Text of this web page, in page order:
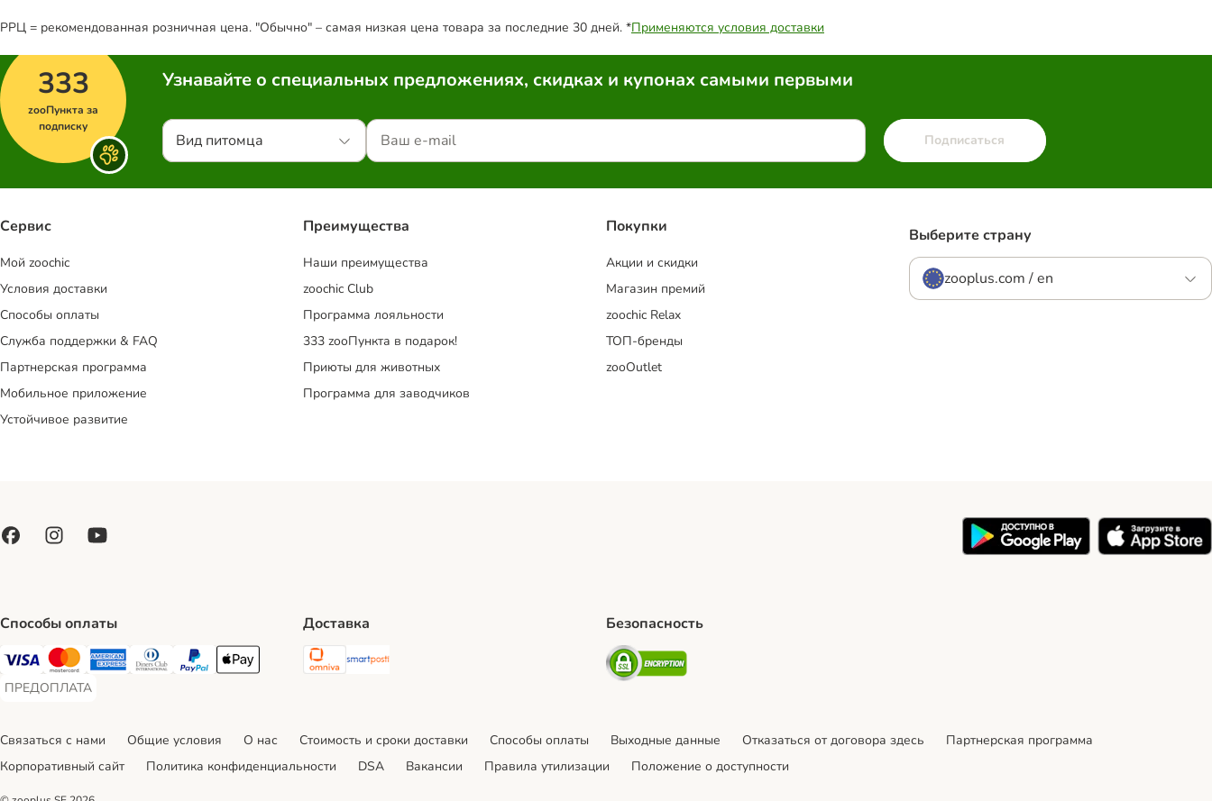
РРЦ = рекомендованная розничная цена. "Обычно" – самая низкая цена товара за последние 30 дней. *Применяются условия доставки
333
zooПункта за
подписку
Узнавайте о специальных предложениях, скидках и купонах самыми первыми
Вид питомца Подписаться
Сервис
Mой zoochic
Условия доставки
Способы оплаты
Служба поддержки & FAQ
Партнерская программа
Мобильное приложение
Устойчивое развитие
Преимуществa
Наши преимущества
zoochic Club
Программа лояльности
333 zooПункта в подарок!
Приюты для животных
Программа для заводчиков
Покупки
Акции и скидки
Магазин премий
zoochic Relax
ТОП-бренды
zooOutlet
Выберите страну
zooplus.com / en
Способы оплаты
Visa Payment Method
Mastercard Payment Method
American Express Payment Method
Diners Club Payment Method
PayPal Payment Method
Apple Pay Payment Method
ПРЕДОПЛАТА
ПРЕДОПЛАТА Payment Method
Доставка
Omniva Shipping Method
SmartPosti Shipping Method
Безопасность
Security
Связаться с нами Общие условия О нас Стоимость и сроки доставки Cпособы оплаты Выходные данные Отказаться от договора здесь
Партнерская программа
Корпоративный сайт
Политика конфиденциальности DSA Вакансии Правила утилизации Положение о доступности